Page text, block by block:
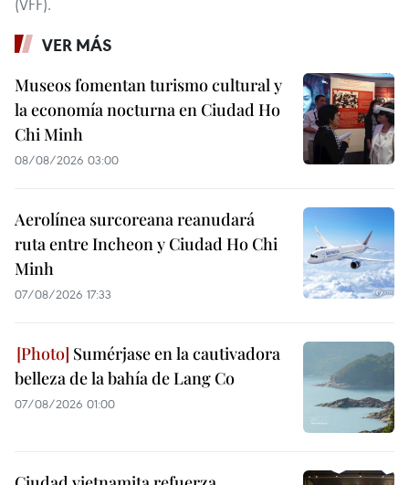
VER MÁS
Museos fomentan turismo cultural y
la economía nocturna en Ciudad Ho
Chi Minh
08/08/2026 03:00
Aerolínea surcoreana reanudará
ruta entre Incheon y Ciudad Ho Chi
Minh
07/08/2026 17:33
Sumérjase en la cautivadora
belleza de la bahía de Lang Co
07/08/2026 01:00